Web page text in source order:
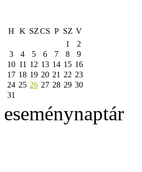
H K SZCS P SZ V
1
2
3
4 5 6 7 8
9
10 11 12 13 14 15 16
17 18 19 20 21 22 23
24 25 26 27 28 29 30
31
eseménynaptár